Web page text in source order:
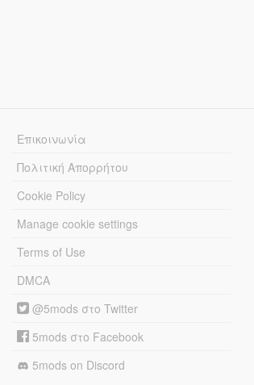
Επικοινωνία
Πολιτική Απορρήτου
Cookie Policy
Manage cookie settings
Terms of Use
DMCA
@5mods στο Twitter
5mods στο Facebook
5mods on Discord